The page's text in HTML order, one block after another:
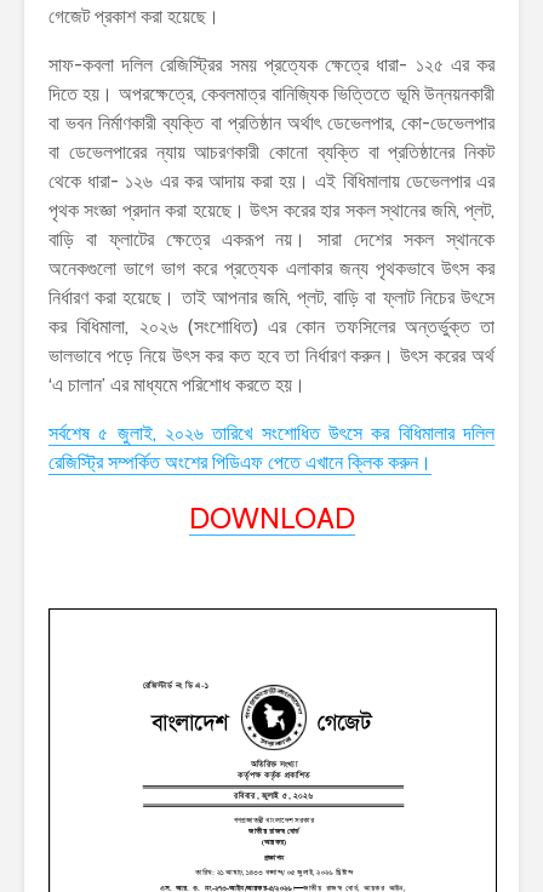
গেজেট প্রকাশ করা হয়েছে।
সাফ-কবলা দলিল রেজিস্ট্রির সময় প্রত্যেক ক্ষেত্রে ধারা- ১২৫ এর কর
দিতে হয়। অপরক্ষেত্রে, কেবলমাত্র বানিজ্যিক ভিত্তিতে ভূমি উন্নয়নকারী
বা ভবন নির্মাণকারী ব্যক্তি বা প্রতিষ্ঠান অর্থাৎ ডেভেলপার, কো-ডেভেলপার
বা ডেভেলপারের ন্যায় আচরণকারী কোনো ব্যক্তি বা প্রতিষ্ঠানের নিকট
থেকে ধারা- ১২৬ এর কর আদায় করা হয়। এই বিধিমালায় ডেভেলপার এর
পৃথক সংজ্ঞা প্রদান করা হয়েছে। উৎস করের হার সকল স্থানের জমি, প্লট,
বাড়ি বা ফ্লাটের ক্ষেত্রে একরূপ নয়। সারা দেশের সকল স্থানকে
অনেকগুলো ভাগে ভাগ করে প্রত্যেক এলাকার জন্য পৃথকভাবে উৎস কর
নির্ধারণ করা হয়েছে। তাই আপনার জমি, প্লট, বাড়ি বা ফ্লাট নিচের উৎসে
কর বিধিমালা, ২০২৬ (সংশোধিত) এর কোন তফসিলের অন্তর্ভুক্ত তা
ভালভাবে পড়ে নিয়ে উৎস কর কত হবে তা নির্ধারণ করুন। উৎস করের অর্থ
‘এ চালান’ এর মাধ্যমে পরিশোধ করতে হয়।
সর্বশেষ ৫ জুলাই, ২০২৬ তারিখে সংশোধিত উৎসে কর বিধিমালার দলিল
রেজিস্ট্রি সম্পর্কিত অংশের পিডিএফ পেতে এখানে ক্লিক করুন।
DOWNLOAD